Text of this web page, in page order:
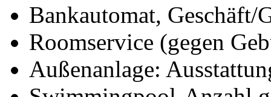
Bankautomat, Geschäft/
Roomservice (gegen
Außenanlage: